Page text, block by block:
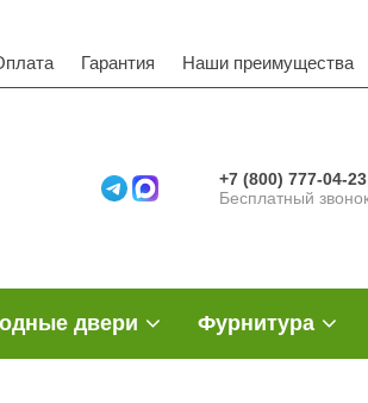
Гарантия Наши преимущества
+7 (800) 777-04-23
Бесплатный
двери Фурнитура